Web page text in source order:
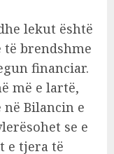
lekut është
brendshme
financiar.
më e lartë,
Bilancin e
se e
e tjera të